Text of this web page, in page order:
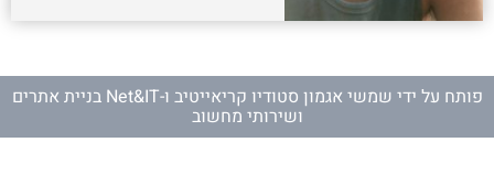
פותח על ידי שמשי אגמון סטודיו קריאייטיב ו- Net&IT בניית אתרים
ושירותי מחשוב